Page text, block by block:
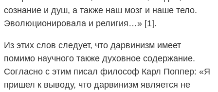
сознание и душ, а также наш мозг и наше тело.
Эволюционировала и религия…» [1].
Из этих слов следует, что дарвинизм имеет
помимо научного также духовное содержание.
Согласно с этим писал философ Карл Поппер: «Я
пришел к выводу, что дарвинизм является не